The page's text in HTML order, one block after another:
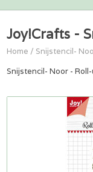
Joy!Crafts -
Home / Snijstencil-
Snijstencil- Noor -